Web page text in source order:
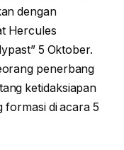
dengan
Hercules
5 Oktober.
penerbang
ketidaksiapan
di acara 5